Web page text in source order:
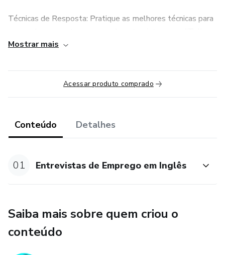
Técnicas de Resposta: Pratique as melhores técnicas para
about yourself” e “What are your strengths and
Dicas Culturais: Entenda as diferenças culturais no
processo de entrevista, como etiqueta, expectativas e
Para quem é este curso:
Ideal para profissionais de todas as áreas que buscam
oportunidades em ambientes de língua inglesa ou que
desejam melhorar suas habilidades de entrevista em
Benefícios do Curso:
Mostrar mais
Acessar produto comprado
Conteúdo Detalhes
01 Entrevistas de Emprego em Inglês
Saiba mais sobre quem criou o
conteúdo